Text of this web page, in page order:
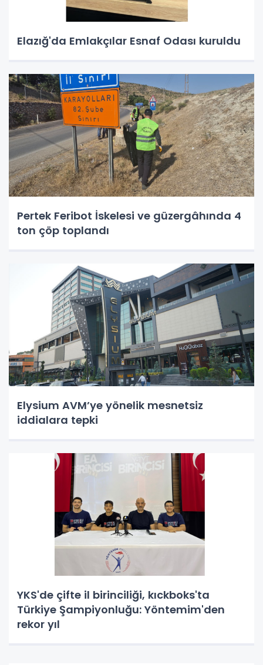
Elazığ'da Emlakçılar Esnaf Odası kuruldu
Pertek Feribot İskelesi ve güzergâhında 4
ton çöp toplandı
Elysium AVM’ye yönelik mesnetsiz
iddialara tepki
YKS'de çifte il birinciliği, kıckboks'ta
Türkiye Şampiyonluğu: Yöntemim'den
rekor yıl